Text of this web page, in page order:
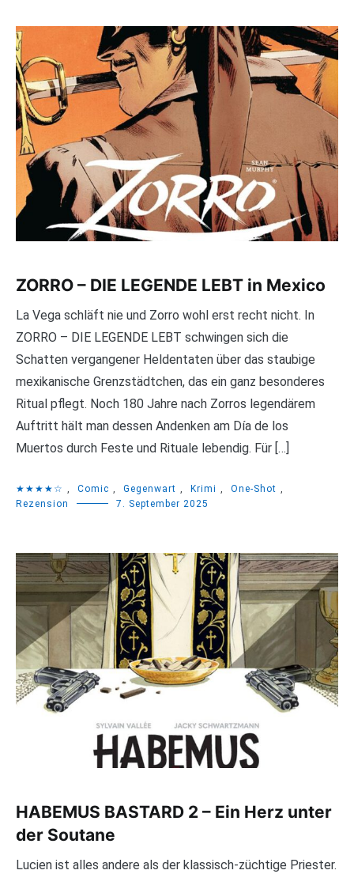
ZORRO – DIE LEGENDE LEBT in Mexico
La Vega schläft nie und Zorro wohl erst recht nicht. In
ZORRO – DIE LEGENDE LEBT schwingen sich die
Schatten vergangener Heldentaten über das staubige
mexikanische Grenzstädtchen, das ein ganz besonderes
Ritual pflegt. Noch 180 Jahre nach Zorros legendärem
Auftritt hält man dessen Andenken am Día de los
Muertos durch Feste und Rituale lebendig. Für […]
★★★★☆ , Comic , Gegenwart , Krimi , One-Shot ,
Rezension
7. September 2025
HABEMUS BASTARD 2 – Ein Herz unter
der Soutane
Lucien ist alles andere als der klassisch-züchtige Priester.